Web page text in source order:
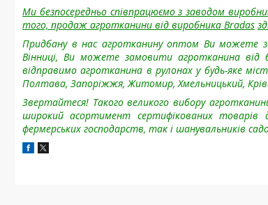
Ми безпосередньо співпрацюємо з заводом
того, продаж агротканини від виробника Bradas
Придбану в нас агротканину оптом Ви можете
Вінниці, Ви можете замовити агротканина від
відправимо агротканина в рулонах у будь-яке
Полтава, Запоріжжя, Житомир, Хмельницький,
Звертайтеся! Такого великого вибору
широкий асортимент сертифікованих товарів
фермерських господарств, так і шанувальників